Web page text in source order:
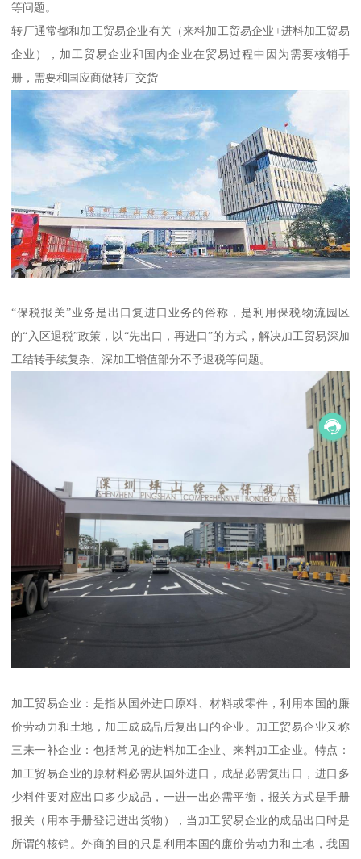
等问题。
转厂通常都和加工贸易企业有关（来料加工贸易企业+进料加工贸易
企业），加工贸易企业和国内企业在贸易过程中因为需要核销手
册，需要和国应商做转厂交货
“保税报关”业务是出口复进口业务的俗称，是利用保税物流园区
的“入区退税”政策，以“先出口，再进口”的方式，解决加工贸易深加
工结转手续复杂、深加工增值部分不予退税等问题。
加工贸易企业：是指从国外进口原料、材料或零件，利用本国的廉
价劳动力和土地，加工成成品后复出口的企业。加工贸易企业又称
三来一补企业：包括常见的进料加工企业、来料加工企业。特点：
加工贸易企业的原材料必需从国外进口，成品必需复出口，进口多
少料件要对应出口多少成品，一进一出必需平衡，报关方式是手册
报关（用本手册登记进出货物），当加工贸易企业的成品出口时是
所谓的核销。外商的目的只是利用本国的廉价劳动力和土地，我国